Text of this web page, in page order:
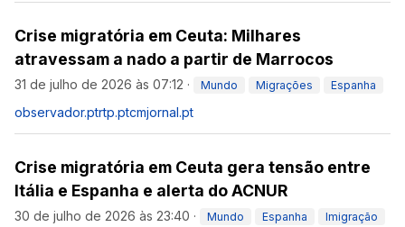
Crise migratória em Ceuta: Milhares
atravessam a nado a partir de Marrocos
31 de julho de 2026 às 07:12 · Mundo Migrações Espanha
observador.ptrtp.ptcmjornal.pt
Crise migratória em Ceuta gera tensão entre
Itália e Espanha e alerta do ACNUR
30 de julho de 2026 às 23:40 · Mundo Espanha Imigração